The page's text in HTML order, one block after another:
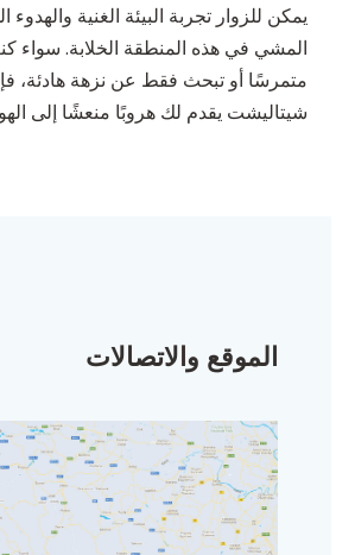
يمكن للزوار تجربة البيئة الغنية والهدوء
المشي في هذه المنطقة الخلابة. سواء
متمرسًا أو تبحث فقط عن نزهة هادئة،
شيتاليشت يقدم لك هروبًا منعشًا إلى
الموقع والاتصالات